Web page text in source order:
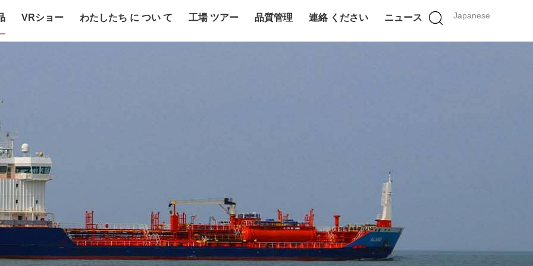
Japanese
VRショー わたしたち に つい て 工場 ツアー 品質管理 連絡 ください ニュース